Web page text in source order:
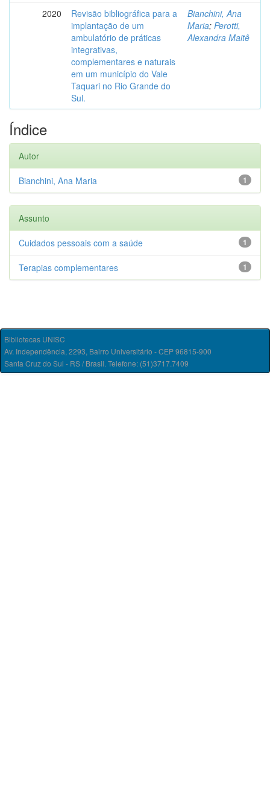
2020
Revisão bibliográfica para a
implantação de um
ambulatório de práticas
integrativas,
complementares e naturais
em um município do Vale
Taquari no Rio Grande do
Sul.
Bianchini, Ana
Maria; Perotti,
Alexandra Maitê
Índice
Autor
1
Bianchini, Ana Maria
Assunto
1
Cuidados pessoais com a saúde
1
Terapias complementares
Bibliotecas UNISC
Av. Independência, 2293, Bairro Universitário - CEP 96815-900
Santa Cruz do Sul - RS / Brasil. Telefone: (51)3717.7409